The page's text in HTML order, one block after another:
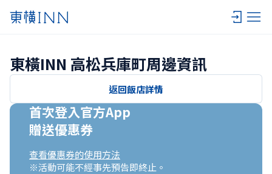
東橫INN 高松兵庫町周邊資訊
返回飯店詳情
首次登入官方App
贈送優惠券
查看優惠券的使用方法
※活動可能不經事先預告即終止。